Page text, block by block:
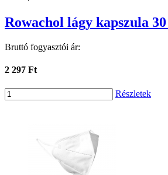
Rowachol lágy kapszula
Bruttó fogyasztói ár:
2 297 Ft
Részletek